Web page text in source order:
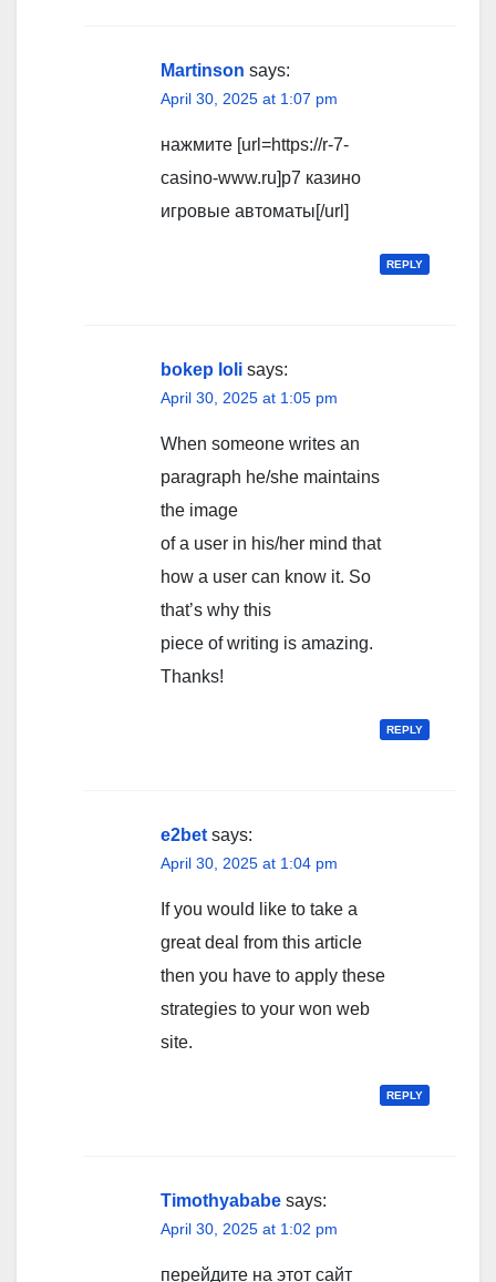
Martinson says:
April 30, 2025 at 1:07 pm
нажмите [url=https://r-7-
casino-www.ru]р7 казино
игровые автоматы[/url]
REPLY
bokep loli says:
April 30, 2025 at 1:05 pm
When someone writes an
paragraph he/she maintains
the image
of a user in his/her mind that
how a user can know it. So
that’s why this
piece of writing is amazing.
Thanks!
REPLY
e2bet says:
April 30, 2025 at 1:04 pm
If you would like to take a
great deal from this article
then you have to apply these
strategies to your won web
site.
REPLY
Timothyababe says:
April 30, 2025 at 1:02 pm
перейдите на этот сайт